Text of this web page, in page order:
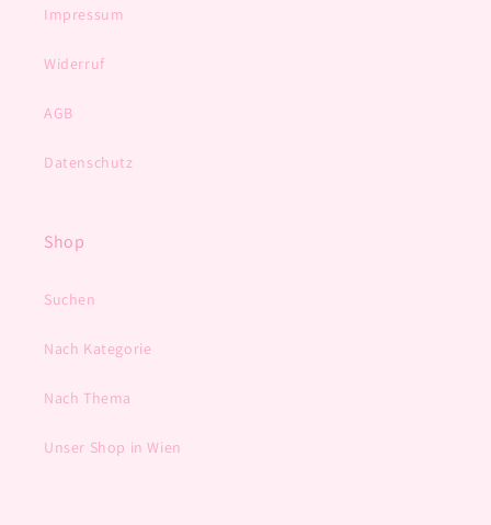
Impressum
Widerruf
AGB
Datenschutz
Shop
Suchen
Nach Kategorie
Nach Thema
Unser Shop in Wien